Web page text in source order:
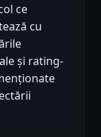
ce
cu
și rating-